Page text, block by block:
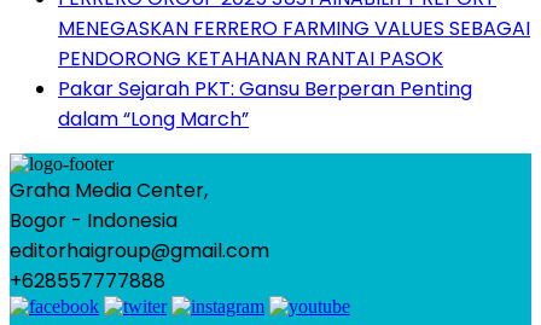
MENEGASKAN FERRERO FARMING VALUES SEBAGAI
PENDORONG KETAHANAN RANTAI PASOK
Pakar Sejarah PKT: Gansu Berperan Penting
dalam “Long March”
Graha Media Center,
Bogor - Indonesia
editorhaigroup@gmail.com
+628557777888